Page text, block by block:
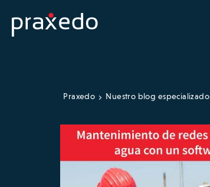
Praxedo Nuestro blog especializado